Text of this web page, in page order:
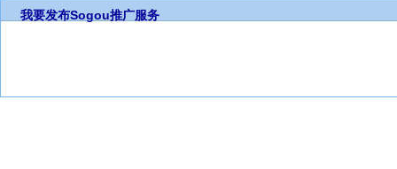
我要发布Sogou推广服务